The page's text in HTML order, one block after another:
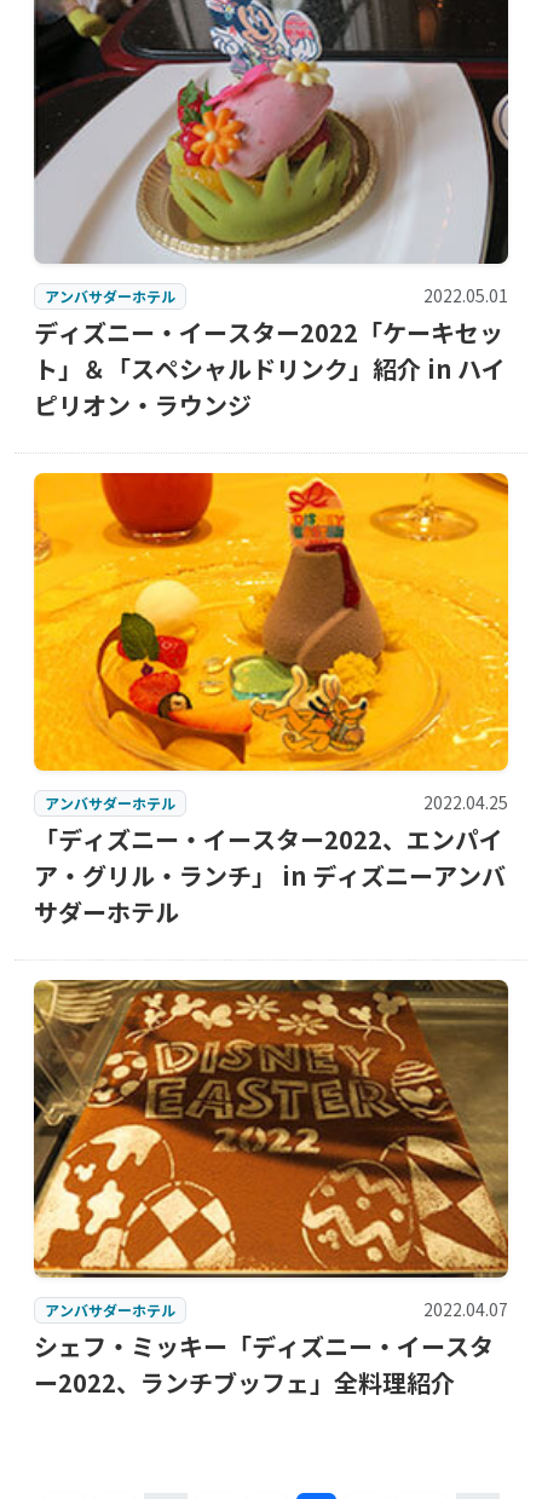
アンバサダーホテル 2022.05.01
ディズニー・イースター2022「ケーキセッ
ト」＆「スペシャルドリンク」紹介 in ハイ
ピリオン・ラウンジ
アンバサダーホテル 2022.04.25
「ディズニー・イースター2022、エンパイ
ア・グリル・ランチ」 in ディズニーアンバ
サダーホテル
アンバサダーホテル 2022.04.07
シェフ・ミッキー「ディズニー・イースタ
ー2022、ランチブッフェ」全料理紹介